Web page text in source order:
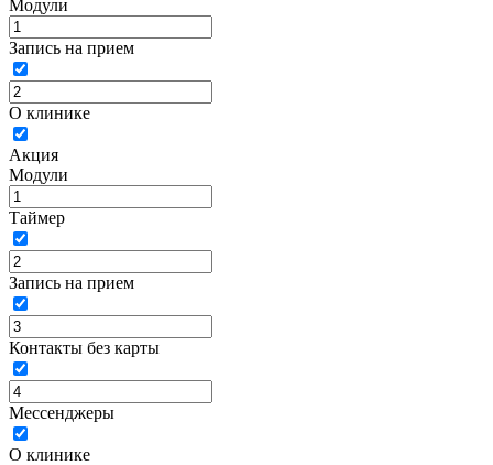
Модули
Запись на прием
О клинике
Акция
Модули
Таймер
Запись на прием
Контакты без карты
Мессенджеры
О клинике